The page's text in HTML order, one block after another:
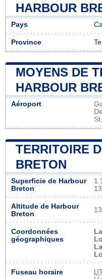
HARBOUR
Pays
Province
MOYENS DE
HARBOUR
Aéroport
TERRITOIRE
BRETON
Superficie de Harbour
Breton
1
Altitude de Harbour
Breton
Coordonnées
géographiques
Fuseau horaire